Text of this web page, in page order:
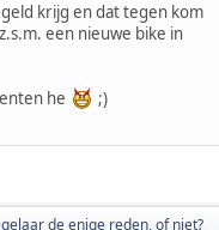
krijg en dat tegen kom
een nieuwe bike in
he
;)
de enige reden, of niet?